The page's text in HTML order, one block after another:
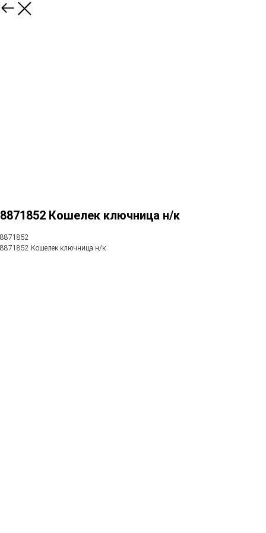
8871852 Кошелек ключница н/к
8871852
8871852 Кошелек ключница н/к